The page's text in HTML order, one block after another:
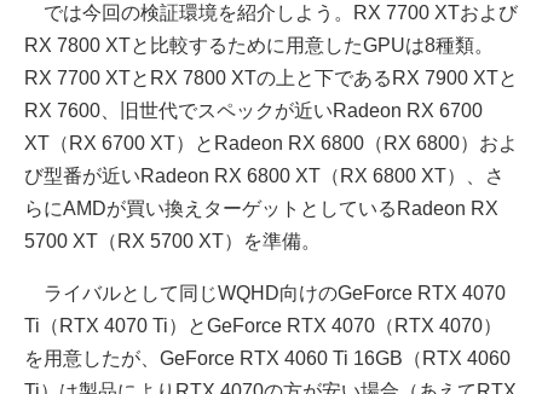
では今回の検証環境を紹介しよう。RX 7700 XTおよび
RX 7800 XTと比較するために用意したGPUは8種類。
RX 7700 XTとRX 7800 XTの上と下であるRX 7900 XTと
RX 7600、旧世代でスペックが近いRadeon RX 6700
XT（RX 6700 XT）とRadeon RX 6800（RX 6800）およ
び型番が近いRadeon RX 6800 XT（RX 6800 XT）、さ
らにAMDが買い換えターゲットとしているRadeon RX
5700 XT（RX 5700 XT）を準備。
ライバルとして同じWQHD向けのGeForce RTX 4070
Ti（RTX 4070 Ti）とGeForce RTX 4070（RTX 4070）
を用意したが、GeForce RTX 4060 Ti 16GB（RTX 4060